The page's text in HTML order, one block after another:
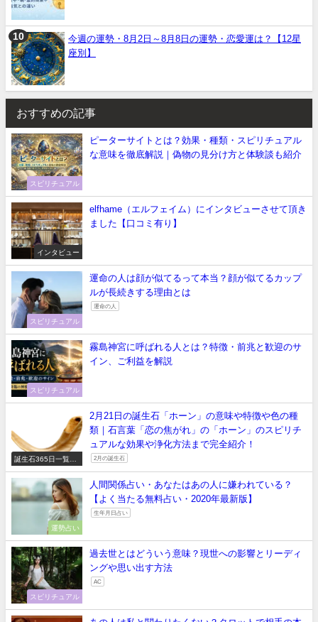
今週の運勢・8月2日～8月8日の運勢・恋愛運は？【12星
座別】
おすすめの記事
スピリチュアル
ピーターサイトとは？効果・種類・スピリチュアル
な意味を徹底解説｜偽物の見分け方と体験談も紹介
インタビュー
elfhame（エルフェイム）にインタビューさせて頂き
ました【口コミ有り】
スピリチュアル
運命の人は顔が似てるって本当？顔が似てるカップ
ルが長続きする理由とは
運命の人
スピリチュアル
霧島神宮に呼ばれる人とは？特徴・前兆と歓迎のサ
イン、ご利益を解説
誕生石365日一覧
2月21日の誕生石「ホーン」の意味や特徴や色の種
類｜石言葉「恋の焦がれ」の「ホーン」のスピリチ
ュアルな効果や浄化方法まで完全紹介！
2月の誕生石
運勢占い
人間関係占い・あなたはあの人に嫌われている？
【よく当たる無料占い・2020年最新版】
生年月日占い
スピリチュアル
過去世とはどういう意味？現世への影響とリーディ
ングや思い出す方法
AC